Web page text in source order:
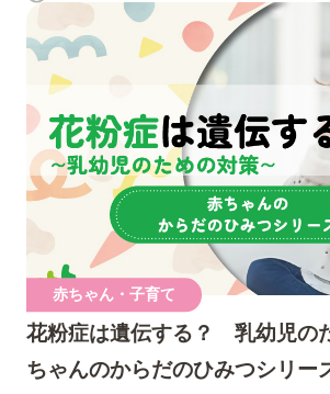
赤ちゃん・子育て
花粉症は遺伝する？ 乳幼児の
ちゃんのからだのひみつシリー